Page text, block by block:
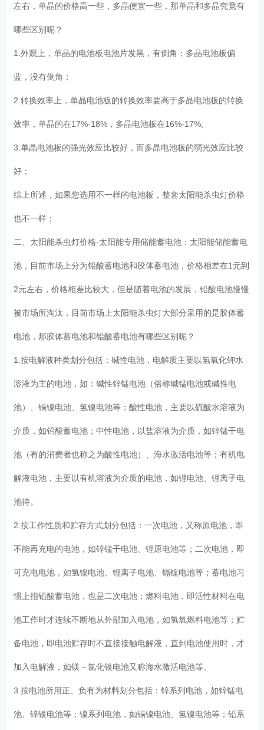
左右，单晶的价格高一些，多晶便宜一些，那单晶和多晶究竟有
哪些区别呢？
1.外观上，单晶的电池板电池片发黑，有倒角；多晶电池板偏
蓝，没有倒角；
2.转换效率上，单晶电池板的转换效率要高于多晶电池板的转换
效率，单晶的在17%-18%，多晶电池板在16%-17%;
3.单晶电池板的强光效应比较好，而多晶电池板的弱光效应比较
好；
综上所述，如果您选用不一样的电池板，整套太阳能杀虫灯价格
也不一样；
二、太阳能杀虫灯价格-太阳能专用储能蓄电池：太阳能储能蓄电
池，目前市场上分为铅酸蓄电池和胶体蓄电池，价格相差在1元到
2元左右，价格相差比较大，但是随着电池的发展，铅酸电池慢慢
被市场所淘汰，目前市场上太阳能杀虫灯大部分采用的是胶体蓄
电池，那胶体蓄电池和铅酸蓄电池有哪些区别呢？
1.按电解液种类划分包括：碱性电池，电解质主要以氢氧化钾水
溶液为主的电池，如：碱性锌锰电池（俗称碱锰电池或碱性电
池）、镉镍电池、氢镍电池等；酸性电池，主要以硫酸水溶液为
介质，如铅酸蓄电池；中性电池，以盐溶液为介质，如锌锰干电
池（有的消费者也称之为酸性电池）、海水激活电池等；有机电
解液电池，主要以有机溶液为介质的电池，如锂电池、锂离子电
池待。
2.按工作性质和贮存方式划分包括：一次电池，又称原电池，即
不能再充电的电池，如锌锰干电池、锂原电池等；二次电池，即
可充电电池，如氢镍电池、锂离子电池、镉镍电池等；蓄电池习
惯上指铅酸蓄电池，也是二次电池；燃料电池，即活性材料在电
池工作时才连续不断地从外部加入电池，如氢氧燃料电池等；贮
备电池，即电池贮存时不直接接触电解液，直到电池使用时，才
加入电解液，如镁－氯化银电池又称海水激活电池等。
3.按电池所用正、负有为材料划分包括：锌系列电池，如锌锰电
池、锌银电池等；镍系列电池，如镉镍电池、氢镍电池等；铅系